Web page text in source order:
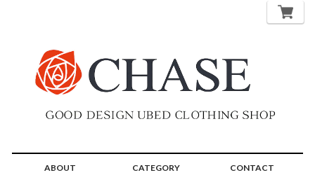
ABOUT CATEGORY CONTACT